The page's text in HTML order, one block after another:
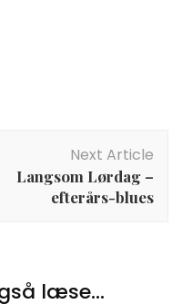
Next Article
Langsom Lørdag –
efterårs-blues
læse...